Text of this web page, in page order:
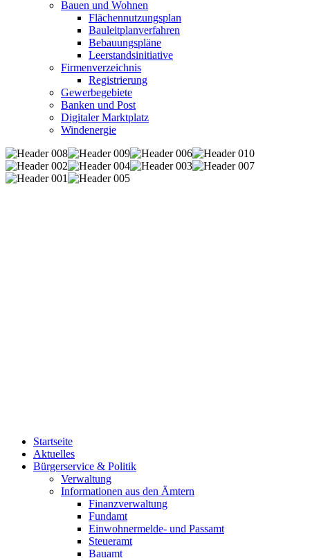
Bauen und Wohnen
Flächennutzungsplan
Bauleitplanverfahren
Bebauungspläne
Leerstandsinitiative
Firmenverzeichnis
Registrierung
Gewerbegebiete
Banken und Post
Digitaler Marktplatz
Windenergie
Startseite
Aktuelles
Bürgerservice & Politik
Verwaltung
Informationen aus den Ämtern
Finanzverwaltung
Fundamt
Einwohnermelde- und Passamt
Steueramt
Bauamt